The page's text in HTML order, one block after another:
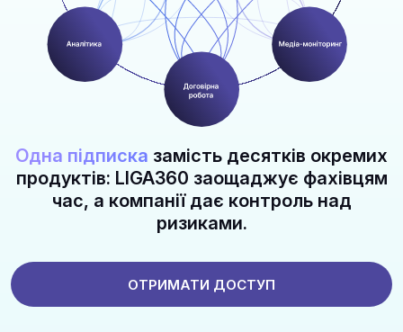
Одна підписка замість десятків окремих
продуктів: LIGA360 заощаджує фахівцям
час, а компанії дає контроль над
ризиками.
ОТРИМАТИ ДОСТУП